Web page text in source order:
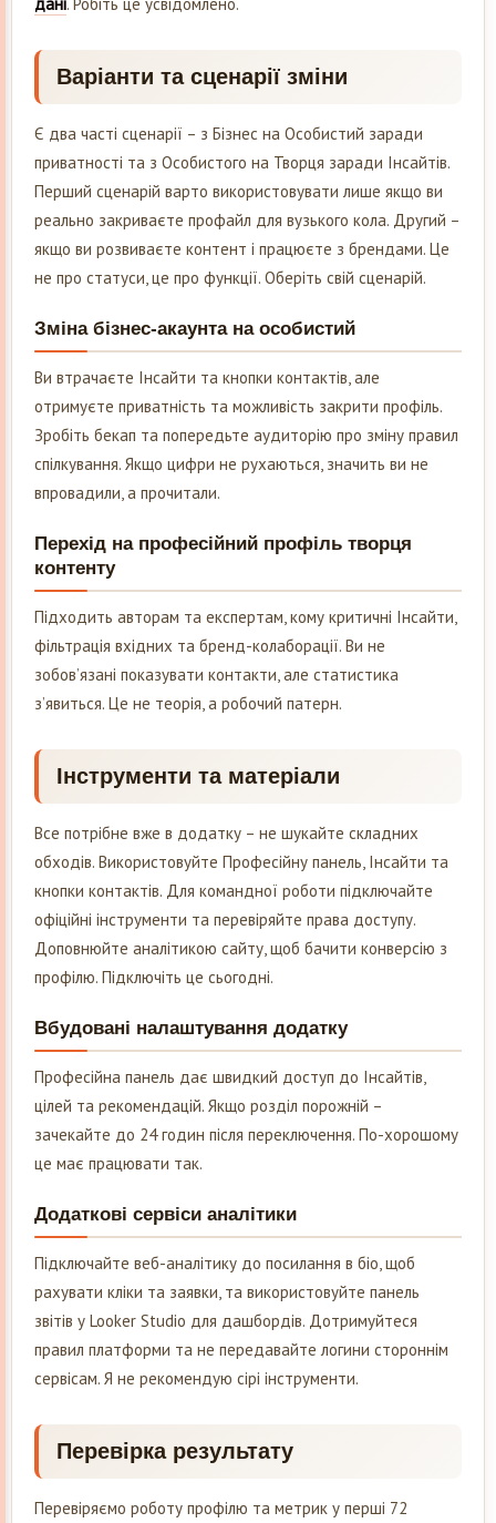
Варіанти та сценарії зміни
Є два часті сценарії – з Бізнес на Особистий заради
приватності та з Особистого на Творця заради Інсайтів.
Перший сценарій варто використовувати лише якщо ви
реально закриваєте профайл для вузького кола. Другий –
якщо ви розвиваєте контент і працюєте з брендами. Це
не про статуси, це про функції. Оберіть свій сценарій.
Зміна бізнес-акаунта на особистий
Ви втрачаєте Інсайти та кнопки контактів, але
отримуєте приватність та можливість закрити профіль.
Зробіть бекап та попередьте аудиторію про зміну правил
спілкування. Якщо цифри не рухаються, значить ви не
впровадили, а прочитали.
Перехід на професійний профіль творця
контенту
Підходить авторам та експертам, кому критичні Інсайти,
фільтрація вхідних та бренд-колаборації. Ви не
зобов’язані показувати контакти, але статистика
з’явиться. Це не теорія, а робочий патерн.
Інструменти та матеріали
Все потрібне вже в додатку – не шукайте складних
обходів. Використовуйте Професійну панель, Інсайти та
кнопки контактів. Для командної роботи підключайте
офіційні інструменти та перевіряйте права доступу.
Доповнюйте аналітикою сайту, щоб бачити конверсію з
профілю. Підключіть це сьогодні.
Вбудовані налаштування додатку
Професійна панель дає швидкий доступ до Інсайтів,
цілей та рекомендацій. Якщо розділ порожній –
зачекайте до 24 годин після переключення. По-хорошому
це має працювати так.
Додаткові сервіси аналітики
Підключайте веб-аналітику до посилання в біо, щоб
рахувати кліки та заявки, та використовуйте панель
звітів у Looker Studio для дашбордів. Дотримуйтеся
правил платформи та не передавайте логини стороннім
сервісам. Я не рекомендую сірі інструменти.
Перевірка результату
Перевіряємо роботу профілю та метрик у перші 72